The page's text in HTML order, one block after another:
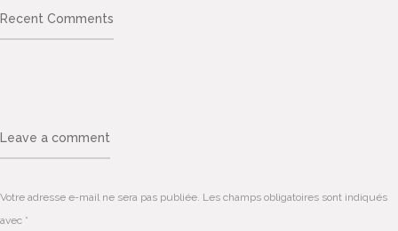
Recent Comments
Leave a comment
Votre adresse e-mail ne sera pas publiée. Les champs obligatoires sont indiqués
avec *